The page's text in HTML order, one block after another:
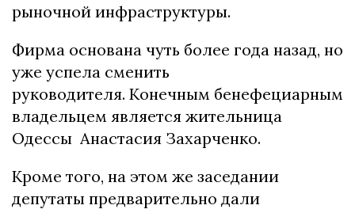
рыночной инфраструктуры.
Фирма основана чуть более года назад, но
уже успела сменить
руководителя. Конечным бенефециарным
владельцем является жительница
Одессы Анастасия Захарченко.
Кроме того, на этом же заседании
депутаты предварительно дали